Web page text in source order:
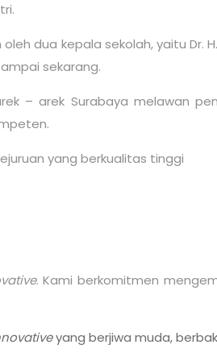
dua kepala sekolah, yaitu Dr.
sekarang.
– arek Surabaya melawan
.
yang berkualitas tinggi
. Kami berkomitmen
yang berjiwa muda,